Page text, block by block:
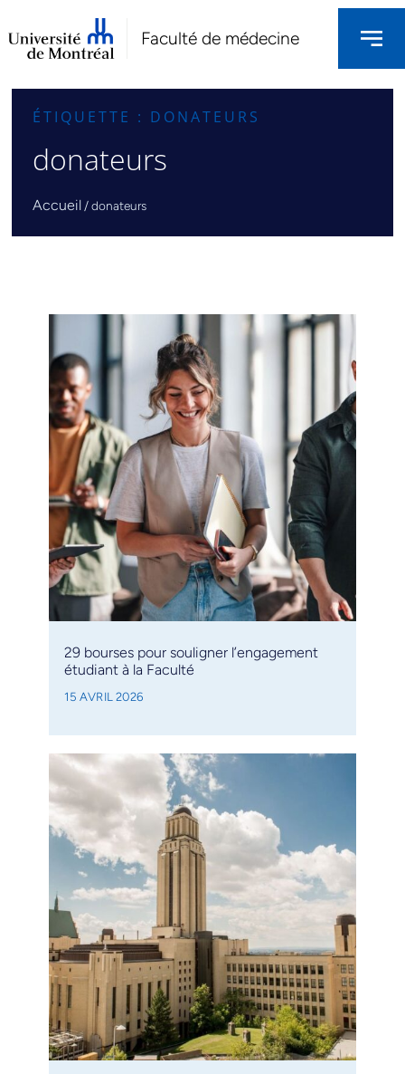
Faculté de médecine
ÉTIQUETTE : DONATEURS
donateurs
Accueil /donateurs
29 bourses pour souligner l’engagement
étudiant à la Faculté
15 AVRIL 2026